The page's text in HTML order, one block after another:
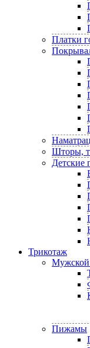
Платки
Шторы,
Детские
Трикотаж
Мужской
Пижамы